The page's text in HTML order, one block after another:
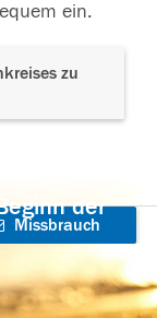
ein.
zu
der
Missbrauch